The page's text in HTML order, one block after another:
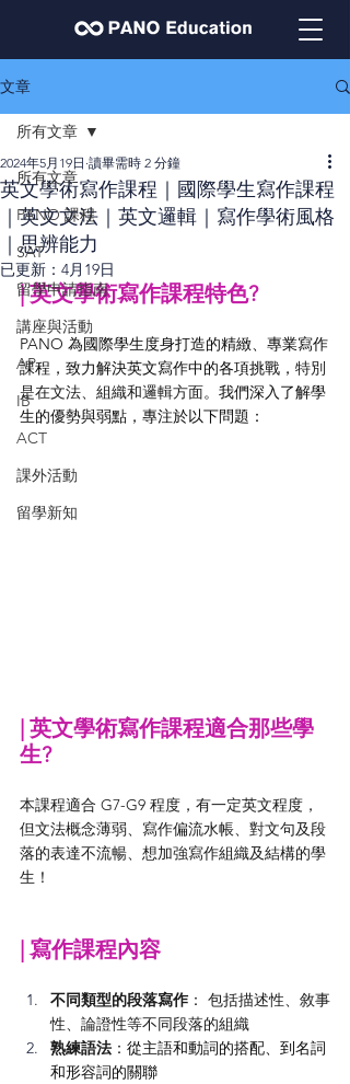
文章
所有文章
PANO 課程
SAT
留學申請指南
講座與活動
AP
IB
ACT
課外活動
留學新知
所有文章
英文學術寫作課程｜國際學生寫作課程
｜英文文法｜英文邏輯｜寫作學術風格
｜思辨能力
2024年5月19日 讀畢需時 2 分鐘
已更新： 4月19日
| 英文學術寫作課程特色?
PANO 為國際學生度身打造的精緻、專業寫作
課程，致力解決英文寫作中的各項挑戰， 特別
是在文法、組織和邏輯方面。我們深入了解學
生的優勢與弱點，專注於以下問題：
| 英文學術寫作課程適合那些學
生?
本課程適合 G7-G9 程度，有一定英文程度，
但文法概念薄弱、寫作偏流水帳、對文句及段
落的表達不流暢、想加強寫作組織及結構的學
生！
| 寫作課程內容
不同類型的段落寫作 ： 包括描述性、敘事
性、論證性等不同段落的組織
熟練語法 ： 從主語和動詞的搭配、到名詞
和形容詞的關聯